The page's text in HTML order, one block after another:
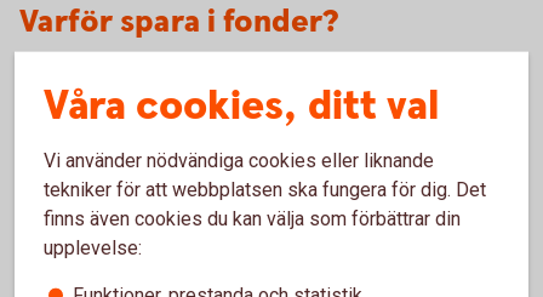
Varför spara i fonder?
Pengarna jobbar för dig
Om dina fonder ökar i värde, växer dina pengar över
tid snabbare och snabbare. Detta är tack vare ränta på
ränta-effekten.
Ränta på ränta – vad ärdet?
Du sprider risken
Våra cookies, ditt val
Vi använder nödvändiga cookies eller liknande
tekniker för att webbplatsen ska fungera för dig. Det
finns även cookies du kan välja som förbättrar din
upplevelse: